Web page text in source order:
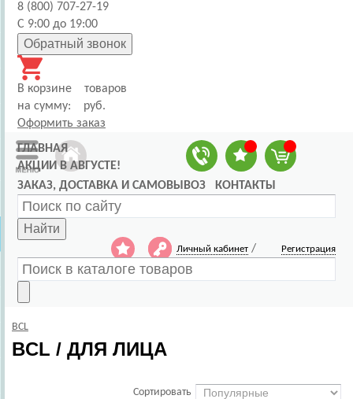
8 (800) 707-27-19
С 9:00 до 19:00
Обратный звонок
В корзине
товаров
на сумму:
руб.
Оформить заказ
ГЛАВНАЯ
АКЦИИ В АВГУСТЕ!
ЗАКАЗ, ДОСТАВКА И САМОВЫВОЗ
КОНТАКТЫ
Найти
Личный кабинет / Регистрация
BCL
BCL / ДЛЯ ЛИЦА
Сортировать